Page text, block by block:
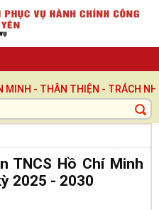
- TRÁCH NHIỆM ",
TNCS Hồ Chí Minh
2025 - 2030